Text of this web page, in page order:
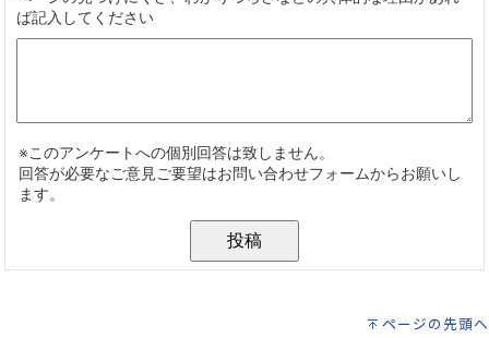
ページの先頭へ